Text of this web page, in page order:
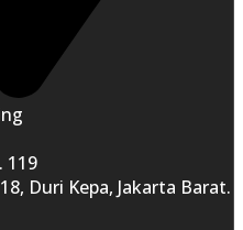
119
Duri Kepa, Jakarta Barat.